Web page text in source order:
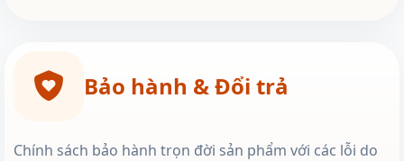
Bảo hành & Đổi trả
Chính sách bảo hành trọn đời sản phẩm với các lỗi do